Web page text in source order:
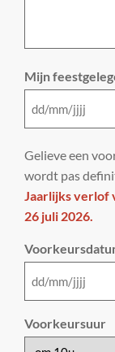
Mijn
Gelieve een
wordt pas
Jaarlijks verlof
26 juli 2026.
Voorkeursuur